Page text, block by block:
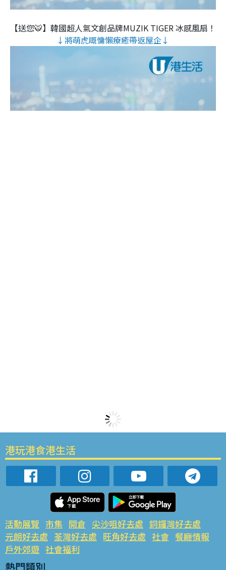
【送您🐯】韓國超人氣文創品牌MUZIK TIGER 冰感風扇！
↓將萌虎嘅慵懶療癒帶返屋企↓
港玩港食港生活
活動展覽 市集 開倉 尖沙咀好去處 銅鑼灣好去處
元朗好去處 荃灣好去處 旺角好去處 社會 餐廳情報
戶外郊遊 社會福利
熱門類別